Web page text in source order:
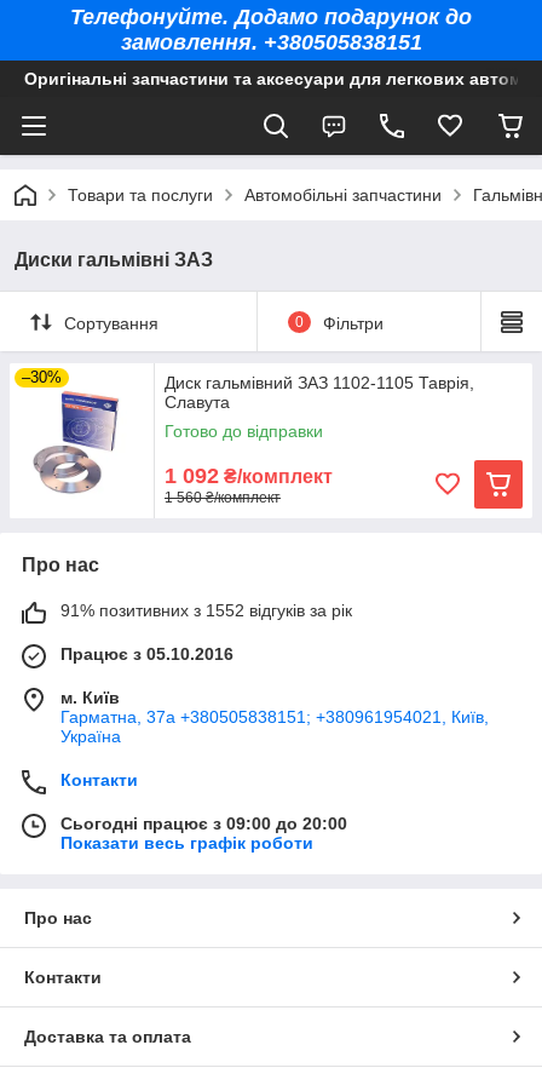
Телефонуйте. Додамо подарунок до
замовлення. +380505838151
Оригінальні запчастини та аксесуари для легкових
Товари та послуги Автомобільні запчастини
Диски гальмівні ЗАЗ
Сортування 0 Фільтри
–30%
Диск гальмівний ЗАЗ 1102-1105 Таврія,
Славута
Готово до відправки
1 092 ₴/комплект
1 560 ₴/комплект
Про нас
91% позитивних з 1552 відгуків за рік
Працює з 05.10.2016
м. Київ
Гарматна, 37а +380505838151; +380961954021, Київ,
Україна
Контакти
Сьогодні працює з 09:00 до 20:00
Показати весь графік роботи
Про нас
Контакти
Доставка та оплата